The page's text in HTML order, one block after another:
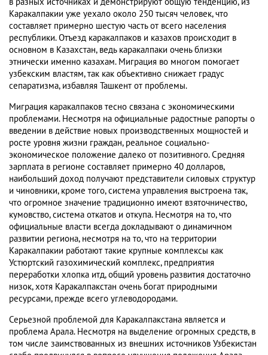
Каракалпакии уже уехало около 250 тысяч человек, что
составляет примерно шестую часть от всего населения
республики. Отъезд каракалпаков и казахов происходит в
основном в Казахстан, ведь каракалпаки очень близки
этнически именно казахам. Миграция во многом помогает
узбекским властям, так как объективно снижает градус
сепаратизма, избавляя Ташкент от проблемы.
Миграция каракалпаков тесно связана с экономическими
проблемами. Несмотря на официальные радостные рапорты о
введении в действие новых производственных мощностей и
росте уровня жизни граждан, реальное социально-
экономическое положение далеко от позитивного. Средняя
зарплата в регионе составляет примерно 40 долларов,
наибольший доход получают представители силовых структур
и чиновники, кроме того, система управления выстроена так,
что огромное значение традиционно имеют взяточничество,
кумовство, система откатов и откупа. Несмотря на то, что
официальные власти всегда докладывают о динамичном
развитии региона, несмотря на то, что на территории
Каракалпакии работают такие крупные комплексы как
Устюртский газохимический комплекс, предприятия
переработки хлопка итд, общий уровень развития достаточно
низок, хотя Каракалпакстан очень богат природными
ресурсами, прежде всего углеводородами.
Серьезной проблемой для Каракалпакстана является и
проблема Арала. Несмотря на выделение огромных средств, в
том числе заимствованных из внешних источников Узбекистан